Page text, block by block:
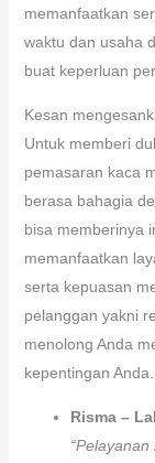
memanfaatkan
waktu dan usaha
buat keperluan
Kesan
Untuk memberi
pemasaran kaca
berasa bahagia
bisa memberinya
memanfaatkan
serta kepuasan
pelanggan yakni
menolong Anda
kepentingan Anda.
Risma –